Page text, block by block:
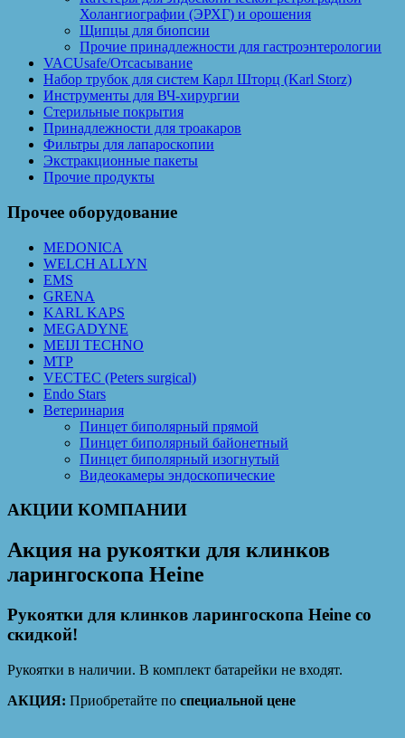
Холангиографии (ЭРХГ) и орошения
Щипцы для биопсии
Прочие принадлежности для гастроэнтерологии
VACUsafe/Отсасывание
Набор трубок для систем Карл Шторц (Karl Storz)
Инструменты для ВЧ-хирургии
Стерильные покрытия
Принадлежности для троакаров
Фильтры для лапароскопии
Экстракционные пакеты
Прочие продукты
Прочее оборудование
MEDONICA
WELCH ALLYN
EMS
GRENA
KARL KAPS
MEGADYNE
MEIJI TECHNO
MTP
VECTEC (Peters surgical)
Endo Stars
Ветеринария
Пинцет биполярный прямой
Пинцет биполярный байонетный
Пинцет биполярный изогнутый
Видеокамеры эндоскопические
АКЦИИ КОМПАНИИ
Акция на рукоятки для клинков
ларингоскопа Heine
Рукоятки для клинков ларингоскопа Heine со
скидкой!
Рукоятки в наличии. В комплект батарейки не входят.
АКЦИЯ: Приобретайте по специальной цене